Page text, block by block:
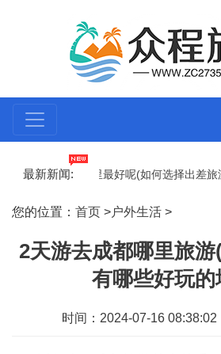
最新新闻:
出差旅游住哪里最好呢(如何选择出差旅游
日旅游去处推荐) 五一本地旅游哪里好(
您的位置： 首页 >户外生活 >
2天游去成都哪里旅
有哪些好玩的
时间：2024-07-16 08:38:02